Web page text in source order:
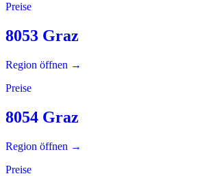
Preise
8053 Graz
Region öffnen →
Preise
8054 Graz
Region öffnen →
Preise